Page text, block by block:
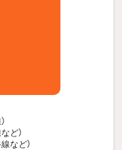
など）
線など）